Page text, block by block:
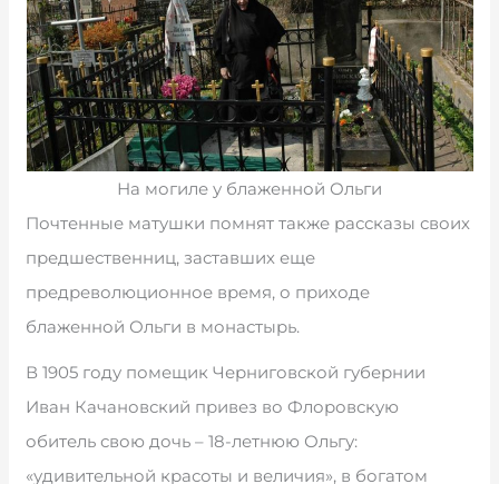
На могиле у блаженной Ольги
Почтенные матушки помнят также рассказы своих
предшественниц, заставших еще
предреволюционное время, о приходе
блаженной Ольги в монастырь.
В 1905 году помещик Черниговской губернии
Иван Качановский привез во Флоровскую
обитель свою дочь – 18-летнюю Ольгу:
«удивительной красоты и величия», в богатом